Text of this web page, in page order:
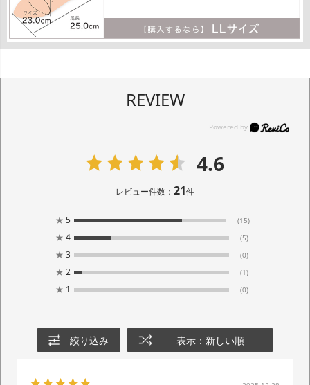
REVIEW
4.6
レビュー件数： 21件
★ 5 (15)
★ 4 (5)
★ 3 (0)
★ 2 (1)
★ 1 (0)
絞り込み 表示：新しい順